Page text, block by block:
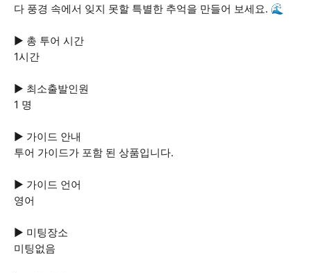
다 풍경 속에서 잊지 못할 특별한 추억을 만들어 보세요. 🌊
▶ 총 투어 시간
1시간
▶ 최소출발인원
1 명
▶ 가이드 안내
투어 가이드가 포함 된 상품입니다.
▶ 가이드 언어
영어
▶ 미팅장소
미팅없음